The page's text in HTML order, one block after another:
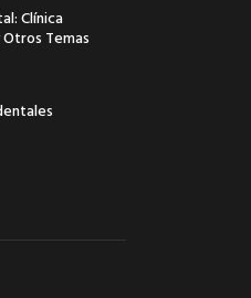
Clínica
Temas